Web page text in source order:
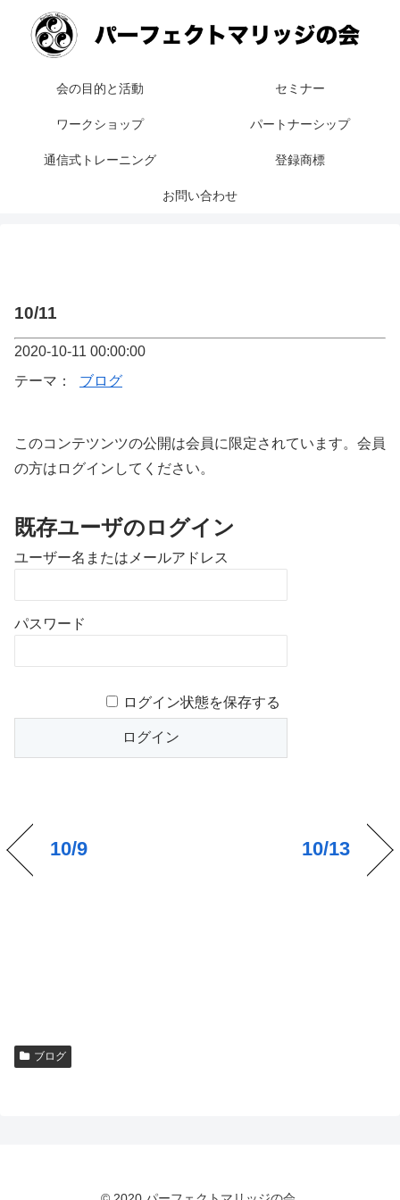
会の目的と活動 セミナー
ワークショップ パートナーシップ
通信式トレーニング 登録商標
お問い合わせ
10/11
2020-10-11 00:00:00
テーマ：
ブログ
このコンテツンツの公開は会員に限定されています。会員
の方はログインしてください。
既存ユーザのログイン
ユーザー名またはメールアドレス
パスワード
ログイン状態を保存する
10/9 10/13
ブログ